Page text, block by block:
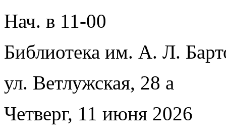
Нач. в 11-00
Библиотека им. А. Л.
ул. Ветлужская, 28 а
Четверг, 11 июня 2026